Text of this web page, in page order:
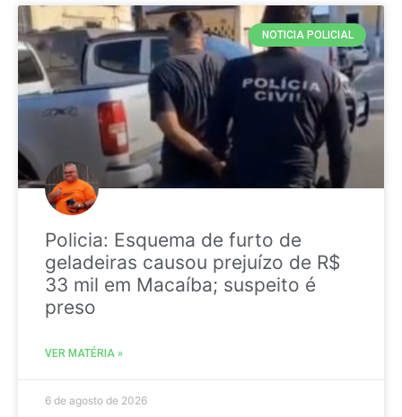
NOTICIA POLICIAL
Policia: Esquema de furto de
geladeiras causou prejuízo de R$
33 mil em Macaíba; suspeito é
preso
VER MATÉRIA »
6 de agosto de 2026